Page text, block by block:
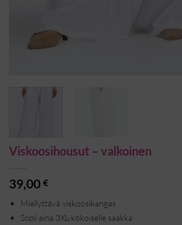
Viskoosihousut – valkoinen
39,00 €
Miellyttävä viskoosikangas
Sopii aina 3XL-kokoiselle saakka